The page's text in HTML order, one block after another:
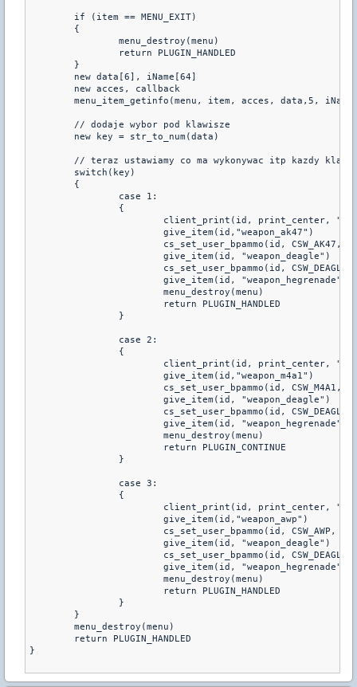
	if (item == MENU_EXIT)
	{
		menu_destroy(menu)
		return PLUGIN_HANDLED
	}
	new data[6], iName[64]
	new acces, callback
menu_item_getinfo(menu, item, acces, data,5,
	// dodaje wybor pod klawisze
	new key = str_to_num(data)
// teraz ustawiamy co ma wykonywac itp kazdy
	switch(key)
	{
		case 1:
		{
client_print(id, print_center,
			give_item(id,"weapon_ak47")
			give_item(id, "weapon_deagle")
cs_set_user_bpammo(id, CSW_DEAGLE,
			give_item(id, "weapon_hegrenade")
			menu_destroy(menu)
			return PLUGIN_HANDLED
		}
		case 2:
		{
client_print(id, print_center,
			give_item(id,"weapon_m4a1")
			give_item(id, "weapon_deagle")
cs_set_user_bpammo(id, CSW_DEAGLE,
			give_item(id, "weapon_hegrenade")
			return PLUGIN_CONTINUE
		}
		case 3:
		{
client_print(id, print_center,
			give_item(id,"weapon_awp")
			give_item(id, "weapon_deagle")
cs_set_user_bpammo(id, CSW_DEAGLE,
			give_item(id, "weapon_hegrenade")
			menu_destroy(menu)
			return PLUGIN_HANDLED
		}
	}
	menu_destroy(menu)
	return PLUGIN_HANDLED
}